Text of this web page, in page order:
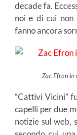
decade fa.
noi e di cui non
fanno ancora
Zac Efron in
“Cattivi Vicini”
capelli per due
notizie sul web,